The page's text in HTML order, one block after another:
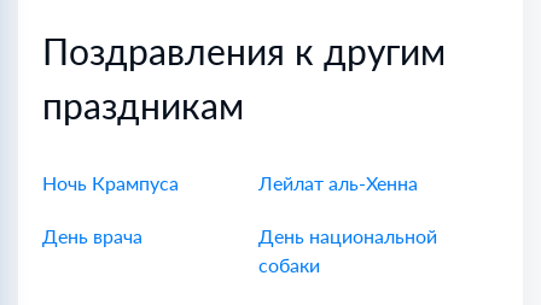
Поздравления к другим
праздникам
Ночь Крампуса Лейлат аль-Хенна
День врача
День национальной
собаки